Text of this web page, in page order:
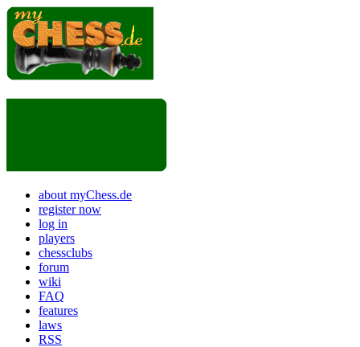
about myChess.de
register now
log in
players
chessclubs
forum
wiki
FAQ
features
laws
RSS